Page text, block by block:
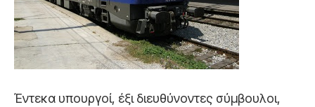
Έντεκα υπουργοί, έξι διευθύνοντες σύμβουλοι,